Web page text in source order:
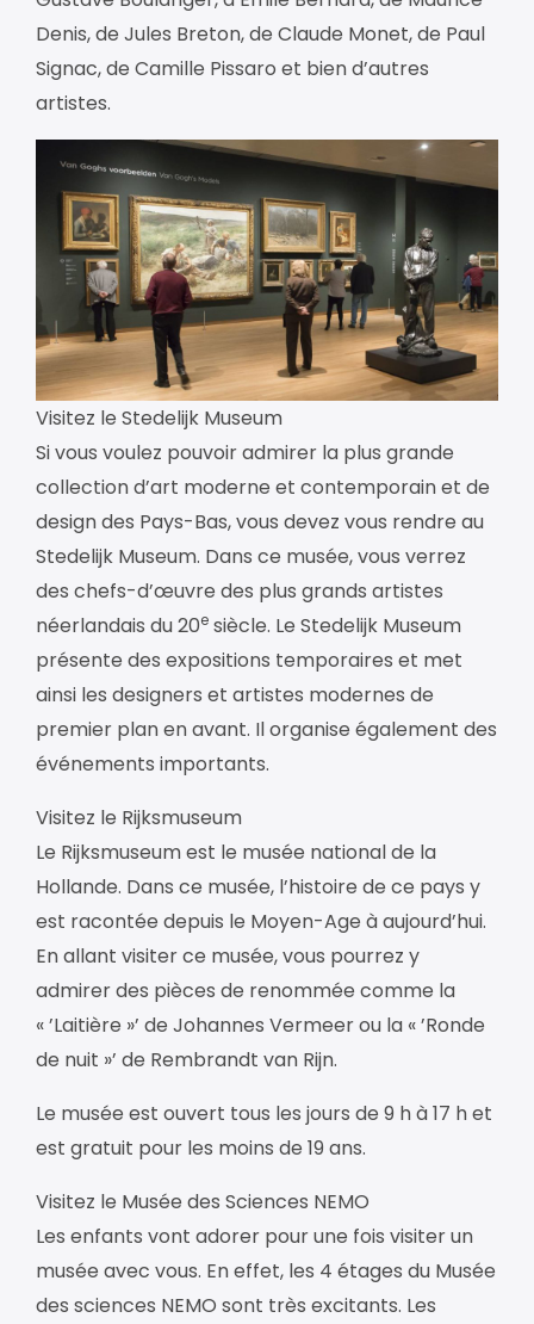
Denis, de Jules Breton, de Claude Monet, de Paul
Signac, de Camille Pissaro et bien d’autres
artistes.
Visitez le Stedelijk Museum
Si vous voulez pouvoir admirer la plus grande
collection d’art moderne et contemporain et de
design des Pays-Bas, vous devez vous rendre au
Stedelijk Museum. Dans ce musée, vous verrez
des chefs-d’œuvre des plus grands artistes
néerlandais du 20e siècle. Le Stedelijk Museum
présente des expositions temporaires et met
ainsi les designers et artistes modernes de
premier plan en avant. Il organise également des
événements importants.
Visitez le Rijksmuseum
Le Rijksmuseum est le musée national de la
Hollande. Dans ce musée, l’histoire de ce pays y
est racontée depuis le Moyen-Age à aujourd’hui.
En allant visiter ce musée, vous pourrez y
admirer des pièces de renommée comme la
« ’Laitière »’ de Johannes Vermeer ou la « ’Ronde
de nuit »’ de Rembrandt van Rijn.
Le musée est ouvert tous les jours de 9 h à 17 h et
est gratuit pour les moins de 19 ans.
Visitez le Musée des Sciences NEMO
Les enfants vont adorer pour une fois visiter un
musée avec vous. En effet, les 4 étages du Musée
des sciences NEMO sont très excitants. Les